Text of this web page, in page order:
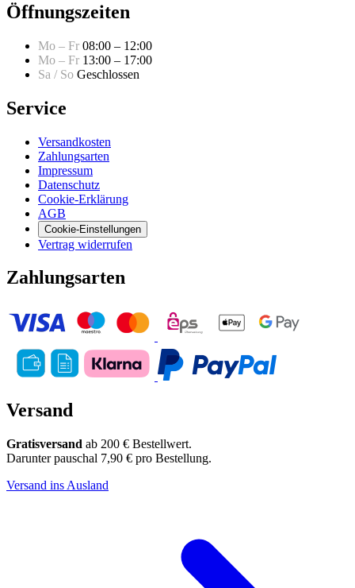
Öffnungszeiten
Mo – Fr 08:00 – 12:00
Mo – Fr 13:00 – 17:00
Sa / So Geschlossen
Service
Versandkosten
Zahlungsarten
Impressum
Datenschutz
Cookie-Erklärung
AGB
Cookie-Einstellungen
Vertrag widerrufen
Zahlungsarten
Versand
Gratisversand ab 200 € Bestellwert.
Darunter pauschal 7,90 € pro Bestellung.
Versand ins Ausland